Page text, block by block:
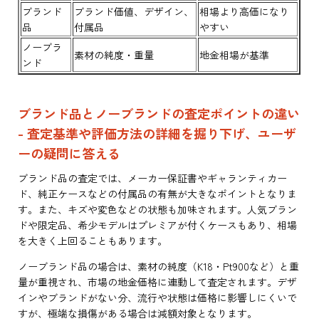
ブランド
品
ブランド価値、デザイン、
付属品
相場より高価になり
やすい
ノーブラ
ンド
素材の純度・重量 地金相場が基準
ブランド品とノーブランドの査定ポイントの違い
- 査定基準や評価方法の詳細を掘り下げ、ユーザ
ーの疑問に答える
ブランド品の査定では、メーカー保証書やギャランティカー
ド、純正ケースなどの付属品の有無が大きなポイントとなりま
す。また、キズや変色などの状態も加味されます。人気ブラン
ドや限定品、希少モデルはプレミアが付くケースもあり、相場
を大きく上回ることもあります。
ノーブランド品の場合は、素材の純度（K18・Pt900など）と重
量が重視され、市場の地金価格に連動して査定されます。デザ
インやブランドがない分、流行や状態は価格に影響しにくいで
すが、極端な損傷がある場合は減額対象となります。